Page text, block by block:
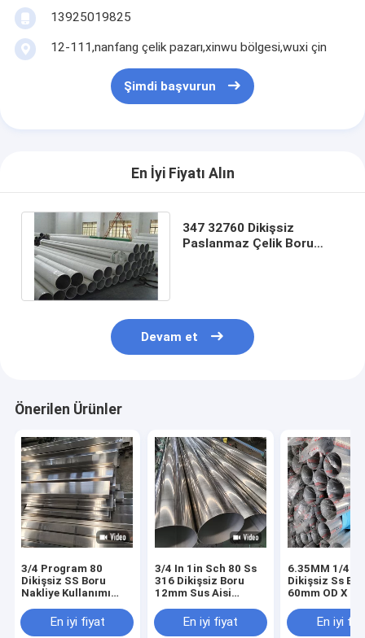
13925019825
12-111,nanfang çelik pazarı,xinwu bölgesi,wuxi çin
Şimdi başvurun
En İyi Fiyatı Alın
347 32760 Dikişsiz
Paslanmaz Çelik Boru
Devam et
Önerilen Ürünler
3/4 Program 80
Dikişsiz SS Boru
Nakliye Kullanımı
En iyi fiyat
3/4 In 1in Sch 80 Ss
316 Dikişsiz Boru
12mm Sus Aisi
En iyi fiyat
6.35MM 1/4
Dikişsiz Ss
60mm OD X
Dikişsiz Boru
En iyi